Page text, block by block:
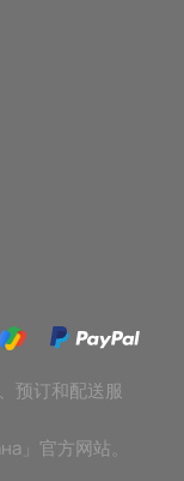
预订和配送服
」官方网站。